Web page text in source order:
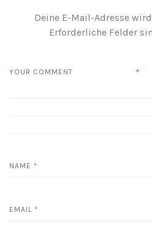
Deine E-Mail-Adresse
Erforderliche Felder
YOUR COMMENT *
NAME *
EMAIL *